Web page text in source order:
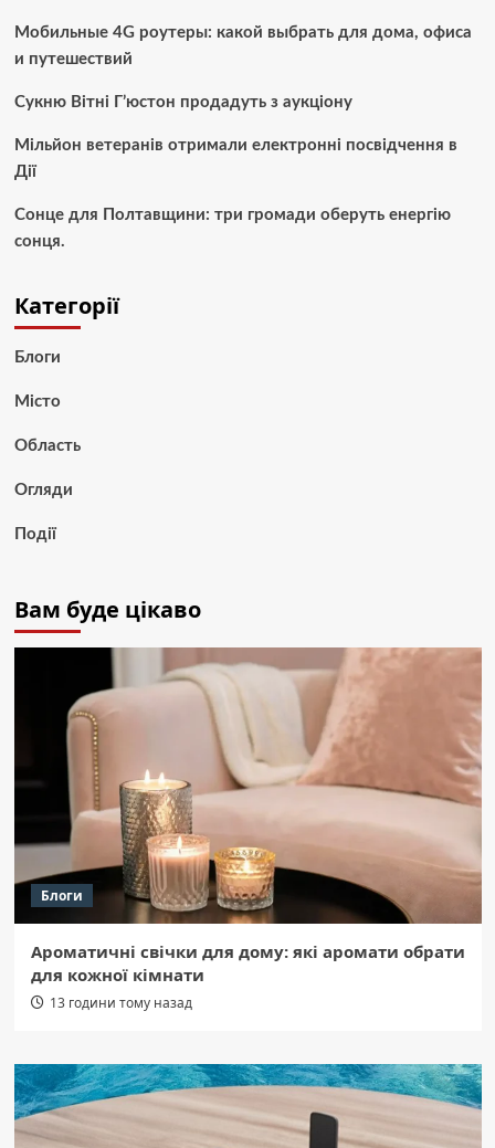
Мобильные 4G роутеры: какой выбрать для дома, офиса
и путешествий
Сукню Вітні Г’юстон продадуть з аукціону
Мільйон ветеранів отримали електронні посвідчення в
Дії
Сонце для Полтавщини: три громади оберуть енергію
сонця.
Категорії
Блоги
Місто
Область
Огляди
Події
Вам буде цікаво
Блоги
Ароматичні свічки для дому: які аромати обрати
для кожної кімнати
13 години тому назад